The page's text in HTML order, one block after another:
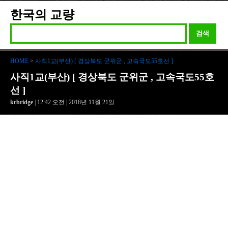
한국의 교량
검색
HOME > 사직1교(부산) [ 경상북도 군위군 , 고속국도55호선 ]
사직1교(부산) [ 경상북도 군위군 , 고속국도55호
선 ]
krbridge | 12:42 오전 | 2018년 11월 21일